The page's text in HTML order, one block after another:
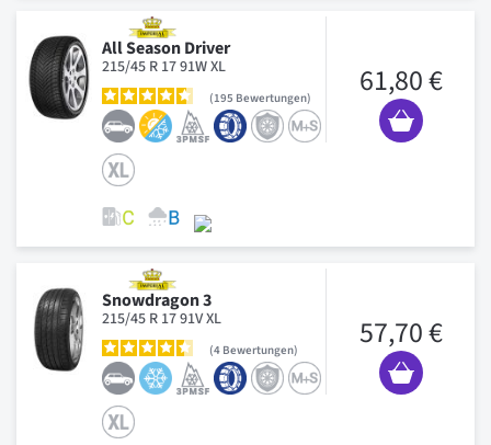
All Season Driver
215/45 R 17 91W XL
195 Bewertungen 61,80 €
Snowdragon 3
215/45 R 17 91V XL
4 Bewertungen 57,70 €